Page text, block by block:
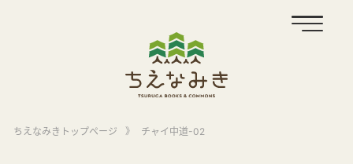
ちえなみきトップページ 》 チャイ中道-02